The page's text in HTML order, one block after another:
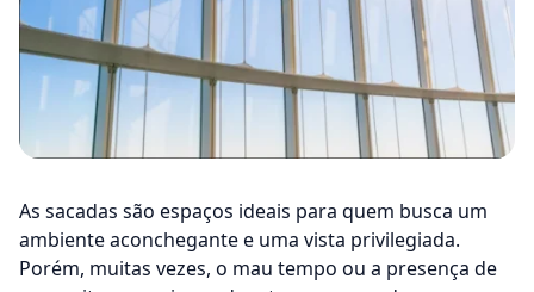
As sacadas são espaços ideais para quem busca um
ambiente aconchegante e uma vista privilegiada.
Porém, muitas vezes, o mau tempo ou a presença de